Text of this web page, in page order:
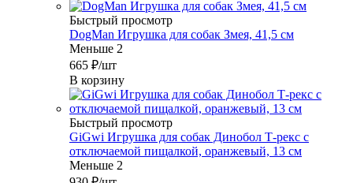
Быстрый просмотр
DogMan Игрушка для собак Змея, 41,5 см
Меньше 2
665 ₽/шт
В корзину
Быстрый просмотр
GiGwi Игрушка для собак Динобол Т-рекс с
отключаемой пищалкой, оранжевый, 13 см
Меньше 2